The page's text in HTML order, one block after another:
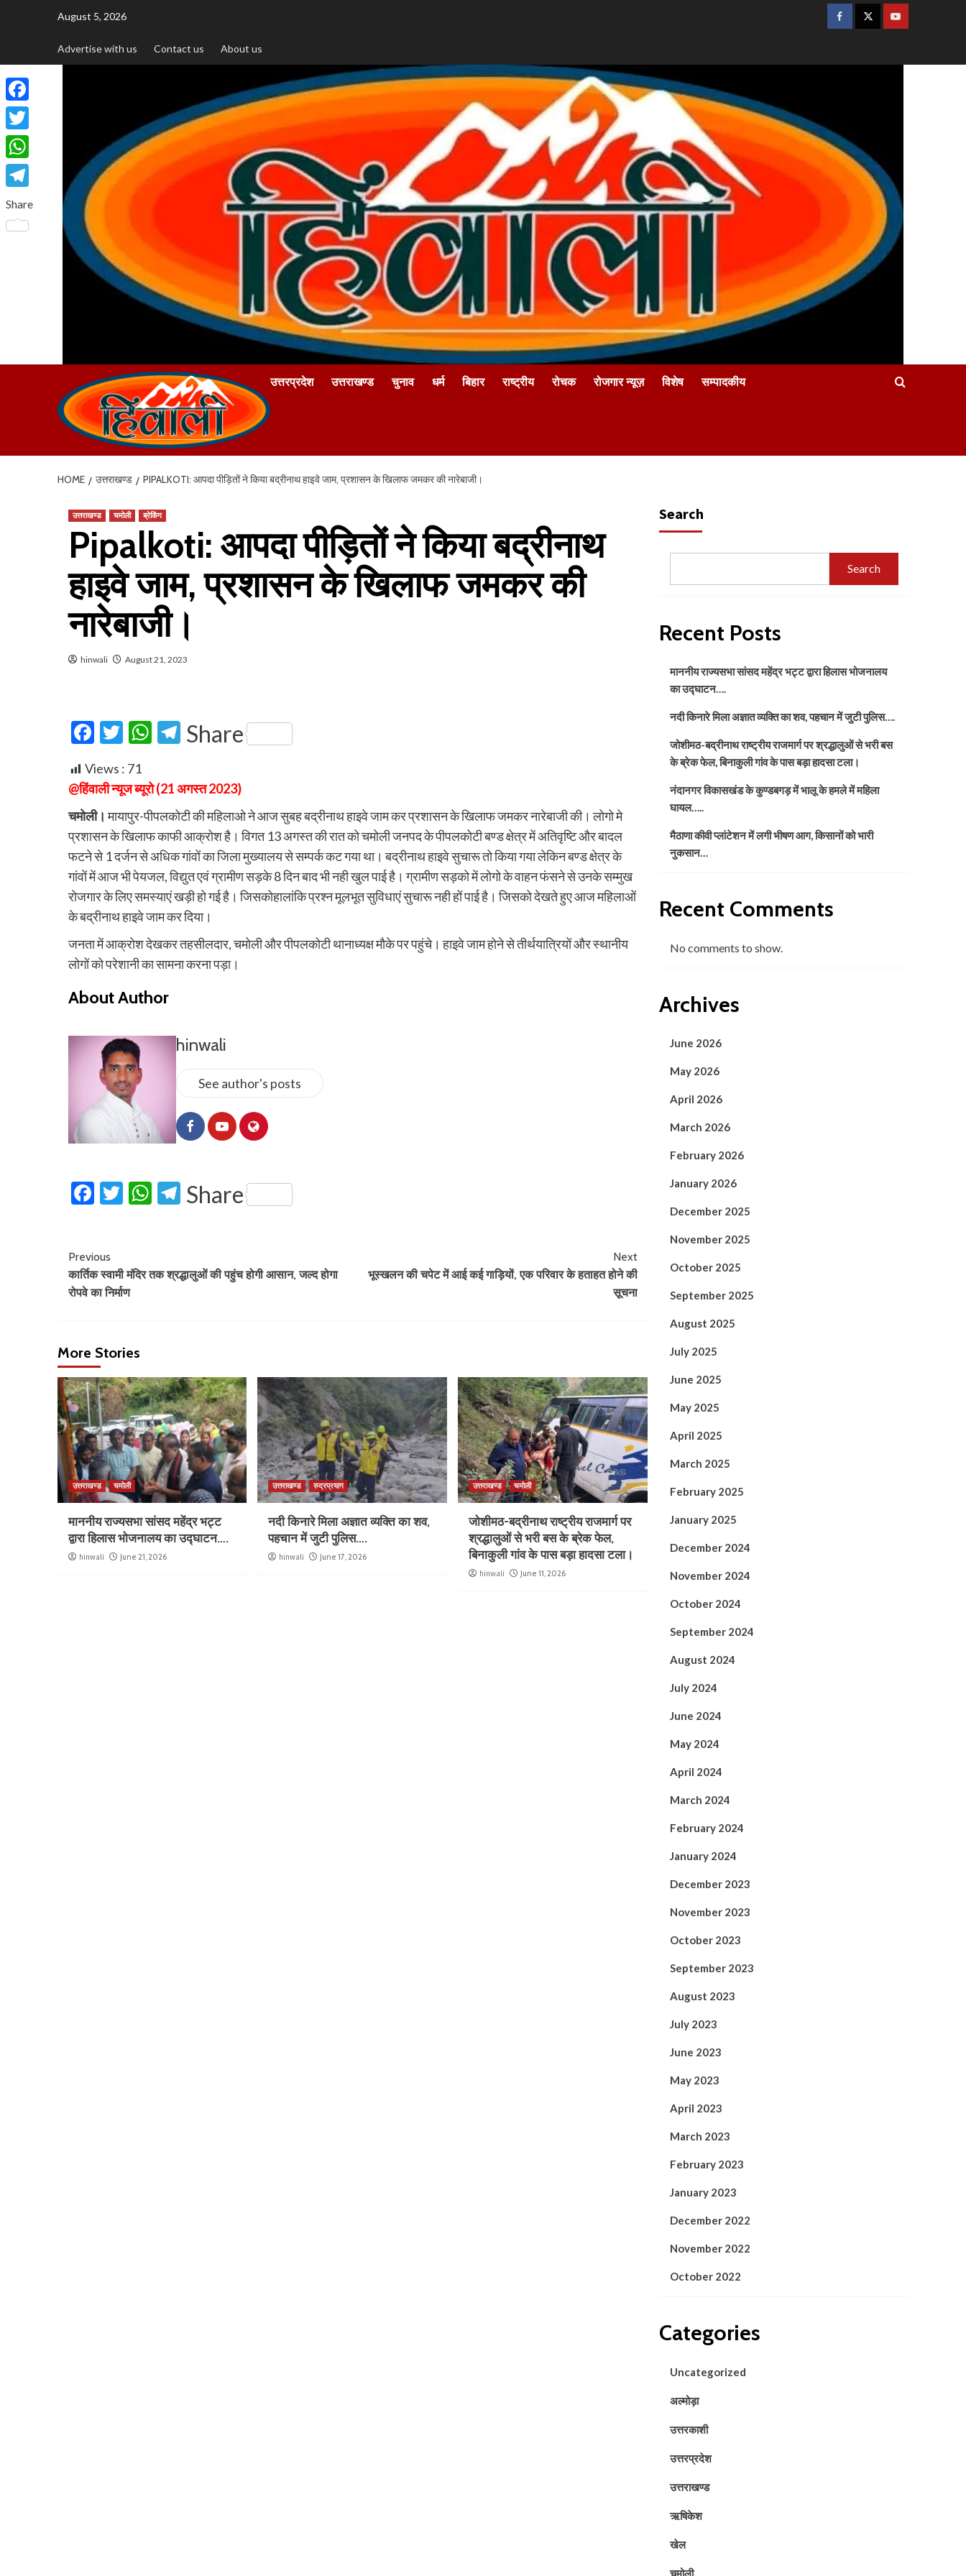
August 5, 2026
Advertise with us Contact us About us
उत्तरप्रदेश उत्तराखण्ड चुनाव धर्म बिहार राष्ट्रीय रोचक रोजगार न्यूज़ विशेष सम्पादकीय
HOME उत्तराखण्ड PIPALKOTI: आपदा पीड़ितों ने किया बद्रीनाथ हाइवे जाम, प्रशासन के खिलाफ जमकर की नारेबाजी।
उत्तराखण्ड चमोली ब्रेकिंग
Pipalkoti: आपदा पीड़ितों ने किया बद्रीनाथ
हाइवे जाम, प्रशासन के खिलाफ जमकर की
नारेबाजी।
hinwali August 21, 2023
Facebook
Twitter
WhatsApp
Telegram
Share
Views : 71
@हिंवाली न्यूज ब्यूरो (21 अगस्त 2023)
चमोली। मायापुर-पीपलकोटी की महिलाओ ने आज सुबह बद्रीनाथ हाइवे जाम कर प्रशासन के खिलाफ जमकर नारेबाजी की। लोगो मे
प्रशासन के खिलाफ काफी आक्रोश है। विगत 13 अगस्त की रात को चमोली जनपद के पीपलकोटी बण्ड क्षेत्र में अतिवृष्टि और बादल
फटने से 1 दर्जन से अधिक गांवों का जिला मुख्यालय से सम्पर्क कट गया था। बद्रीनाथ हाइवे सुचारू तो किया गया लेकिन बण्ड क्षेत्र के
गांवों में आज भी पेयजल, विद्युत एवं ग्रामीण सड़के 8 दिन बाद भी नही खुल पाई है। ग्रामीण सड़को में लोगो के वाहन फंसने से उनके सम्मुख
रोजगार के लिए समस्याएं खड़ी हो गई है। जिसकोहालांकि प्रश्न मूलभूत सुविधाएं सुचारू नही हों पाई है। जिसको देखते हुए आज महिलाओं
के बद्रीनाथ हाइवे जाम कर दिया।
जनता में आक्रोश देखकर तहसीलदार, चमोली और पीपलकोटी थानाध्यक्ष मौके पर पहुंचे। हाइवे जाम होने से तीर्थयात्रियों और स्थानीय
लोगों को परेशानी का सामना करना पड़ा।
About Author
hinwali
See author's posts
Facebook
Twitter
WhatsApp
Telegram
Share
Previous
कार्तिक स्वामी मंदिर तक श्रद्धालुओं की पहुंच होगी आसान, जल्द होगा
रोपवे का निर्माण
Next
भूस्खलन की चपेट में आई कई गाड़ियों, एक परिवार के हताहत होने की
सूचना
More Stories
उत्तराखण्ड चमोली
माननीय राज्यसभा सांसद महेंद्र भट्ट
द्वारा हिलास भोजनालय का उद्घाटन….
hinwali June 21, 2026
उत्तराखण्ड रुद्रप्रयाग
नदी किनारे मिला अज्ञात व्यक्ति का शव,
पहचान में जुटी पुलिस….
hinwali June 17, 2026
उत्तराखण्ड चमोली
जोशीमठ-बद्रीनाथ राष्ट्रीय राजमार्ग पर
श्रद्धालुओं से भरी बस के ब्रेक फेल,
बिनाकुली गांव के पास बड़ा हादसा टला।
hinwali June 11, 2026
Search
Search
Recent Posts
माननीय राज्यसभा सांसद महेंद्र भट्ट द्वारा हिलास भोजनालय
का उद्घाटन….
नदी किनारे मिला अज्ञात व्यक्ति का शव, पहचान में जुटी पुलिस….
जोशीमठ-बद्रीनाथ राष्ट्रीय राजमार्ग पर श्रद्धालुओं से भरी बस
के ब्रेक फेल, बिनाकुली गांव के पास बड़ा हादसा टला।
नंदानगर विकासखंड के कुण्डबगड़ में भालू के हमले में महिला
घायल…..
मैठाणा कीवी प्लांटेशन में लगी भीषण आग, किसानों को भारी
नुकसान…
Recent Comments
No comments to show.
Archives
June 2026
May 2026
April 2026
March 2026
February 2026
January 2026
December 2025
November 2025
October 2025
September 2025
August 2025
July 2025
June 2025
May 2025
April 2025
March 2025
February 2025
January 2025
December 2024
November 2024
October 2024
September 2024
August 2024
July 2024
June 2024
May 2024
April 2024
March 2024
February 2024
January 2024
December 2023
November 2023
October 2023
September 2023
August 2023
July 2023
June 2023
May 2023
April 2023
March 2023
February 2023
January 2023
December 2022
November 2022
October 2022
Categories
Uncategorized
अल्मोड़ा
उत्तरकाशी
उत्तरप्रदेश
उत्तराखण्ड
ऋषिकेश
खेल
चमोली
Facebook
Twitter
WhatsApp
Telegram
Share